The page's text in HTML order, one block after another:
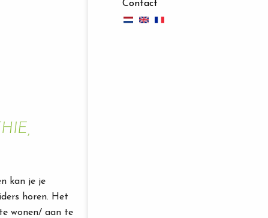
kan je je
horen. Het
wonen/ aan te
Contact